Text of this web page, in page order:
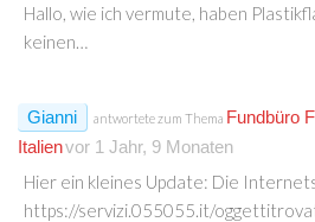
Hallo, wie ich vermute, haben
keinen…
Gianni antwortete zum Thema Fundbüro
Italienvor 1 Jahr, 9 Monaten
Hier ein kleines Update: Die
https://servizi.055055.it/